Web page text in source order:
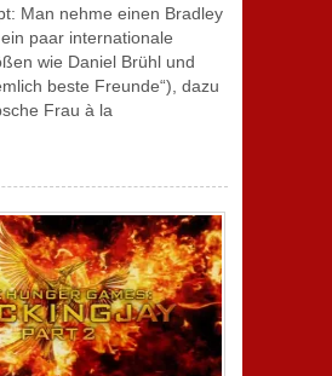
Man nehme einen Bradley
paar internationale
wie Daniel Brühl und
beste Freunde“), dazu
Frau à la